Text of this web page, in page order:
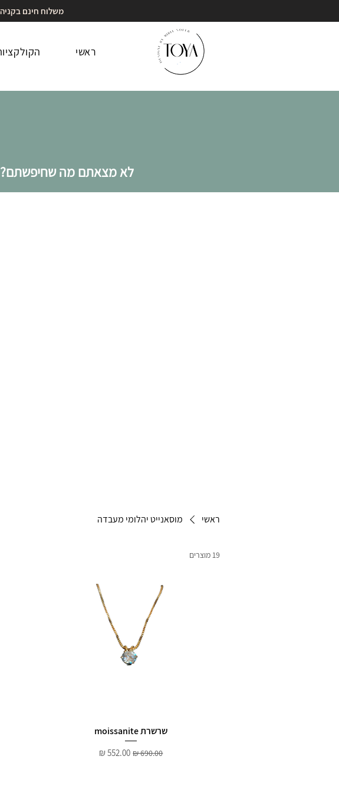
משלוח חינם בקניה מעל
ראשי
לא מצאתם מה שחיפשתם?
ראשי מוסאנייט יהלומי מעבדה
19 מוצרים
שרשרת moissanite
מחיר רגיל‏690.00 ‏₪ מחיר מבצע